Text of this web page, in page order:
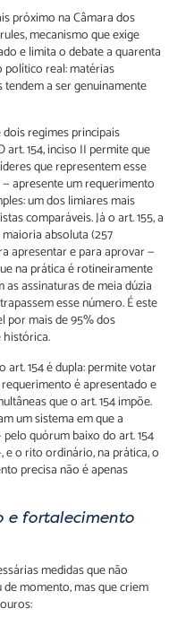
próximo na Câmara dos
mecanismo que exige
e limita o debate a quarenta
real: matérias
a ser genuinamente
regimes principais
154, inciso II permite que
que representem esse
— apresente um requerimento
um dos limiares mais
comparáveis. Já o art. 155, a
absoluta (257
apresentar e para aprovar —
na prática é rotineiramente
assinaturas de meia dúzia
esse número. É este
por mais de 95% dos
art. 154 é dupla: permite votar
é apresentado e
que o art. 154 impõe.
um sistema em que a
quórum baixo do art. 154
e o rito ordinário, na prática, o
precisa não é apenas
e fortalecimento
medidas que não
momento, mas que criem